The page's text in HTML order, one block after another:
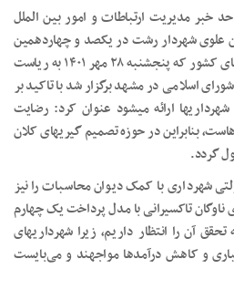
خبر مدیریت ارتباطات و امور بین الملل
شهردار رشت در یکصد و چهاردهمین
نشست مجمع شهرداران کلانشهرهای کشور که پنجشنبه ۲۸ مهر ۱۴۰۱ به ریاست
اسلامی در مشهد برگزار شد با تاکید بر
ارائه میشود عنوان کرد: رضایت
بنابراین در حوزه تصمیم گیریهای کلان
گردد.
شهرداری با کمک دیوان محاسبات را نیز
تاکسیرانی با مدل پرداخت یک چهارم
آن را انتظار داریم، زیرا شهرداریهای
و کاهش درآمدها مواجهند و می‌بایست